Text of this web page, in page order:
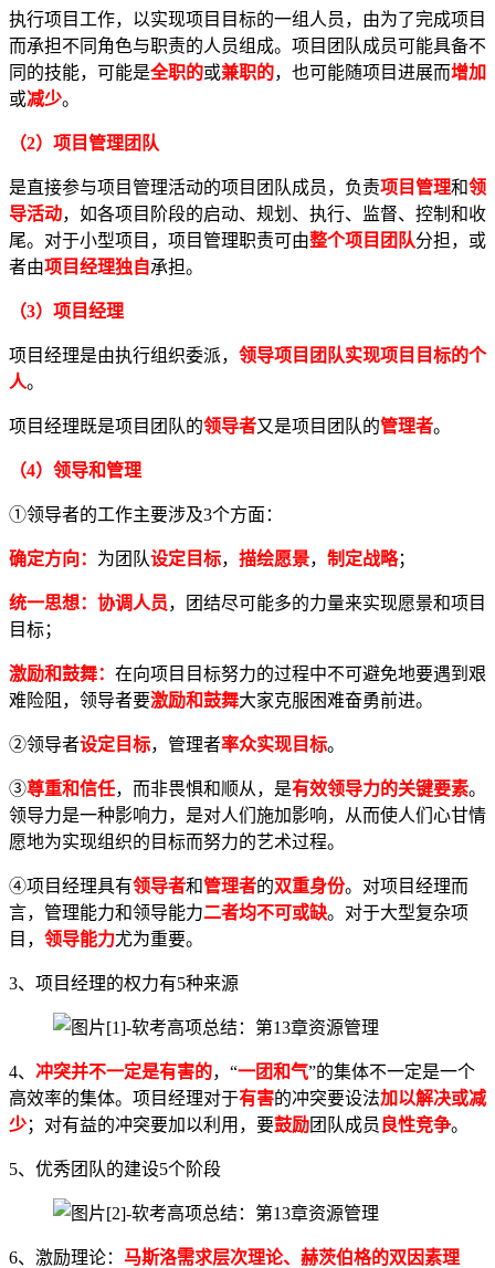
执行项目工作，以实现项目目标的一组人员，由为了完成项目
而承担不同角色与职责的人员组成。项目团队成员可能具备不
同的技能，可能是全职的或兼职的，也可能随项目进展而增加
或减少。
（2）项目管理团队
是直接参与项目管理活动的项目团队成员，负责项目管理和领
导活动，如各项目阶段的启动、规划、执行、监督、控制和收
尾。对于小型项目，项目管理职责可由整个项目团队分担，或
者由项目经理独自承担。
（3）项目经理
项目经理是由执行组织委派， 领导项目团队实现项目目标的个
人。
项目经理既是项目团队的领导者又是项目团队的管理者。
（4）领导和管理
①领导者的工作主要涉及3个方面：
确定方向： 为团队设定目标， 描绘愿景， 制定战略；
统一思想： 协调人员，团结尽可能多的力量来实现愿景和项目
目标；
激励和鼓舞： 在向项目目标努力的过程中不可避免地要遇到艰
难险阻，领导者要激励和鼓舞大家克服困难奋勇前进。
②领导者设定目标，管理者率众实现目标。
③尊重和信任，而非畏惧和顺从，是有效领导力的关键要素。
领导力是一种影响力，是对人们施加影响，从而使人们心甘情
愿地为实现组织的目标而努力的艺术过程。
④项目经理具有领导者和管理者的双重身份。对项目经理而
言，管理能力和领导能力二者均不可或缺。对于大型复杂项
目， 领导能力尤为重要。
3、项目经理的权力有5种来源
4、 冲突并不一定是有害的，“一团和气”的集体不一定是一个
高效率的集体。项目经理对于有害的冲突要设法加以解决或减
少；对有益的冲突要加以利用，要鼓励团队成员 良性竞争。
5、优秀团队的建设5个阶段
6、激励理论： 马斯洛需求层次理论、赫茨伯格的双因素理